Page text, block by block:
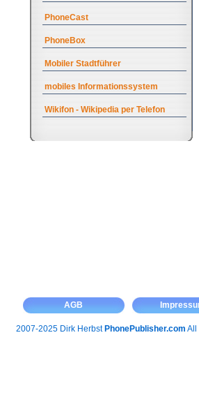
PhoneCast
PhoneBox
Mobiler Stadtführer
mobiles Informationssystem
Wikifon - Wikipedia per Telefon
AGB
2007-2025 Dirk Herbst PhonePublisher.com All